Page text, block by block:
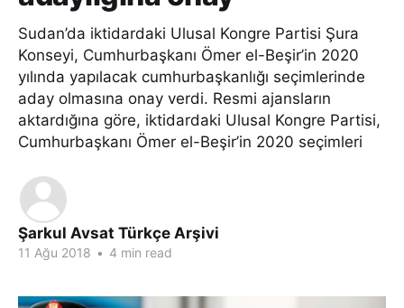
Sudan’da iktidardaki Ulusal Kongre Partisi Şura
Konseyi, Cumhurbaşkanı Ömer el-Beşir’in 2020
yılında yapılacak cumhurbaşkanlığı seçimlerinde
aday olmasına onay verdi. Resmi ajansların
aktardığına göre, iktidardaki Ulusal Kongre Partisi,
Cumhurbaşkanı Ömer el-Beşir’in 2020 seçimleri
Şarkul Avsat Türkçe Arşivi
11 Ağu 2018 • 4 min read